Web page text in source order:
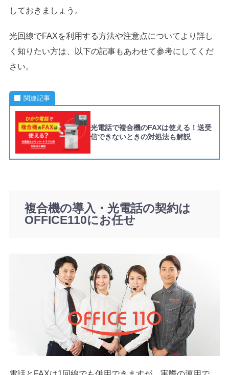
しておきましょう。
光回線でFAXを利用する方法や注意点についてより詳し
く知りたい方は、以下の記事もあわせて参考にしてくだ
さい。
関連記事
光電話で複合機のFAXは使える！送受
信できないときの対処法も解説
複合機の導入・光電話の契約は
OFFICE110にお任せ